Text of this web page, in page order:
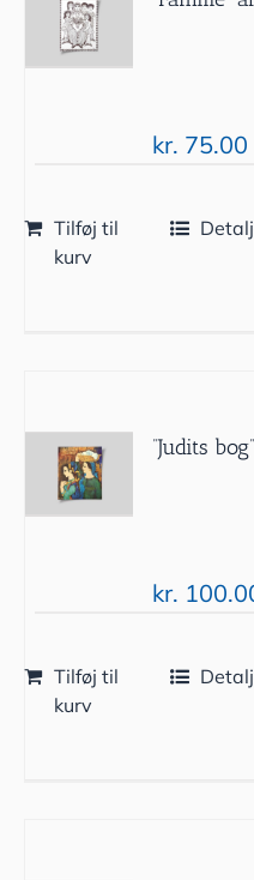
kr. 75.00
Tilføj til
kurv
”Judits
kr.
Tilføj til
kurv